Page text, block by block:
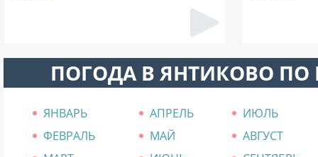
ПОГОДА В ЯНТИКОВО
ЯНВАРЬ АПРЕЛЬ
ИЮЛЬ
ФЕВРАЛЬ
МАЙ
АВГУСТ